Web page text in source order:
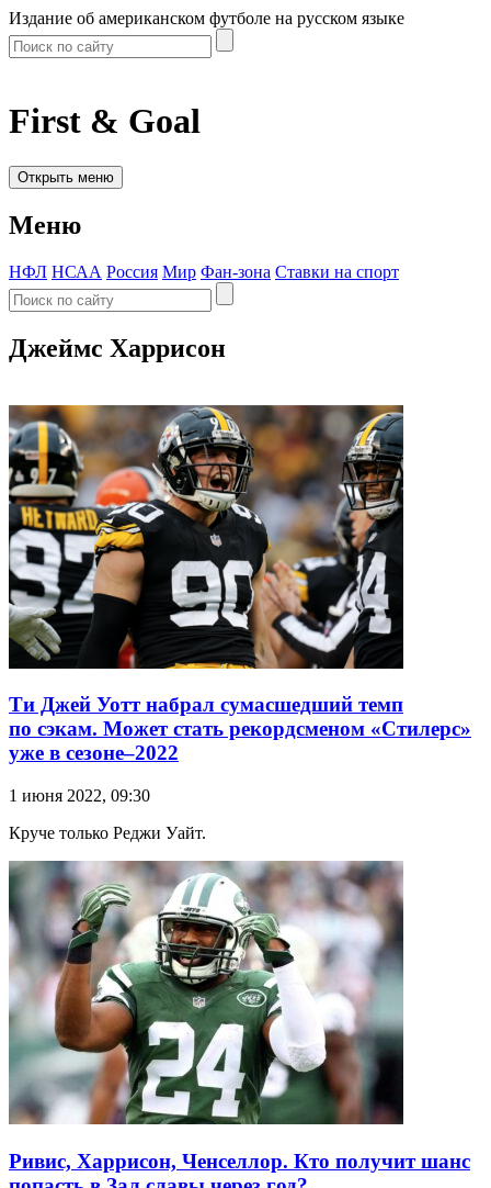
Издание об американском футболе на русском языке
First & Goal
Открыть меню
Меню
НФЛ НСАА Россия Мир Фан-зона Ставки на спорт
Джеймс Харрисон
Ти Джей Уотт набрал сумасшедший темп
по сэкам. Может стать рекордсменом «Стилерс»
уже в сезоне–2022
1 июня 2022, 09:30
Круче только Реджи Уайт.
Ривис, Харрисон, Ченселлор. Кто получит шанс